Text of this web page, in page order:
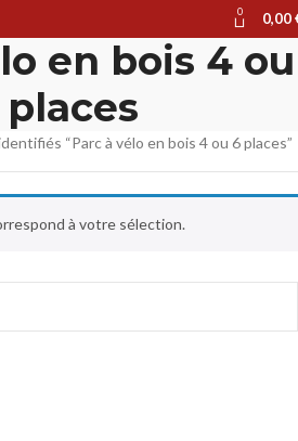
0 0,00
en bois 4 ou
places
“Parc à vélo en bois 4 ou 6 places”
à votre sélection.